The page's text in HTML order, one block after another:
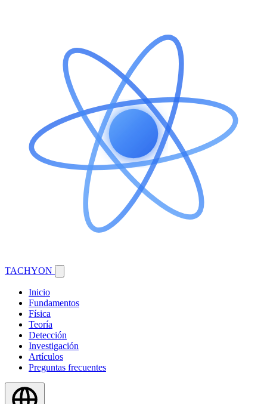
TACHYON
Inicio
Fundamentos
Física
Teoría
Detección
Investigación
Artículos
Preguntas frecuentes